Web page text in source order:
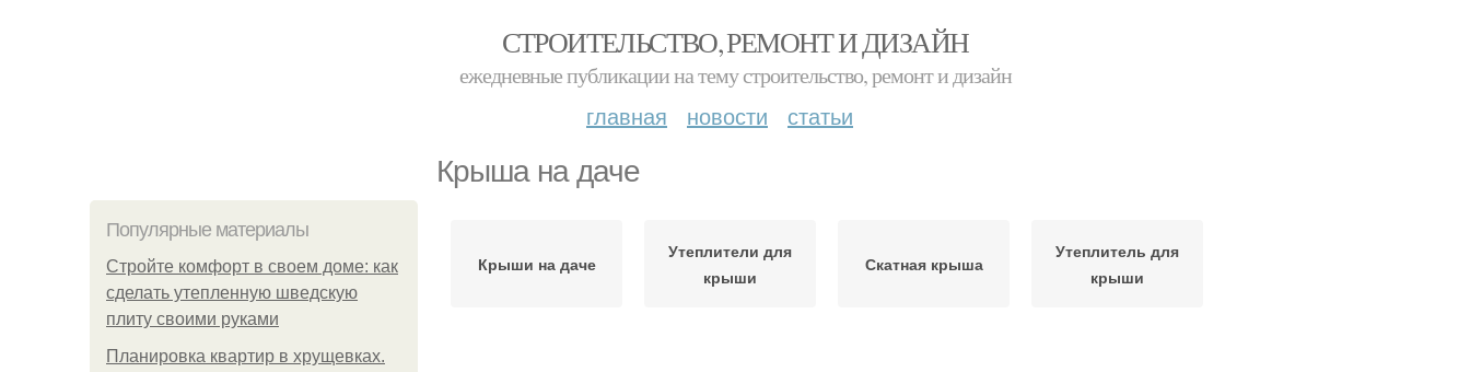
СТРОИТЕЛЬСТВО, РЕМОНТ И ДИЗАЙН
ежедневные публикации на тему строительство, ремонт и дизайн
главная новости статьи
Крыша на даче
Популярные материалы
Стройте комфорт в своем доме: как
сделать утепленную шведскую
плиту своими руками
Планировка квартир в хрущевках.
Крыши на даче
Утеплители для
крыши
Скатная крыша
Утеплитель для
крыши